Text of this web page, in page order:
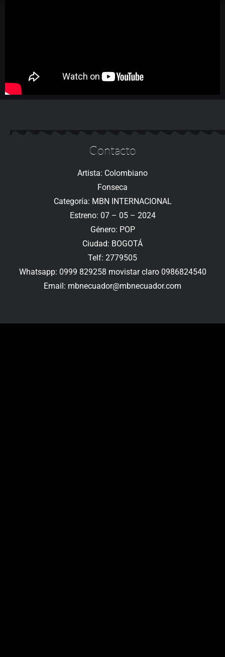
Contacto
Artista: Colombiano
Fonseca
Categoría: MBN INTERNACIONAL
Estreno: 07 – 05 – 2024
Género: POP
Ciudad: BOGOTÁ
Telf: 2779505
Whatsapp: 0999 829258 movistar claro 0986824540
Email: mbnecuador@mbnecuador.com